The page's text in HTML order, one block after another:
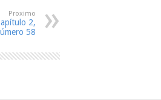
Proximo
2,
58